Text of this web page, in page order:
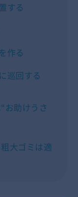
する
作る
巡回する
お助けうさ
大ゴミは適